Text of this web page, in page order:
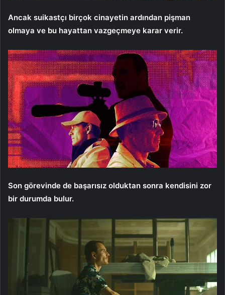
Ancak suikastçı birçok cinayetin ardından pişman
olmaya ve bu hayattan vazgeçmeye karar verir.
Son görevinde de başarısız olduktan sonra kendisini zor
bir durumda bulur.